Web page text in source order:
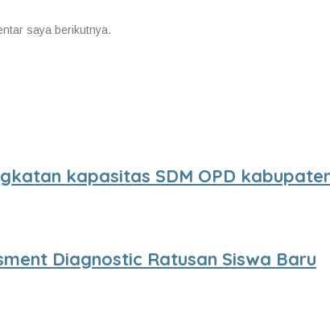
saya berikutnya.
kapasitas SDM OPD
Diagnostic Ratusan Siswa Baru